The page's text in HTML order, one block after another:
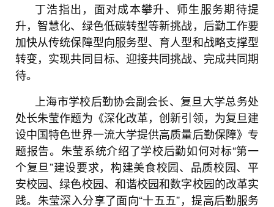
丁浩指出，面对成本攀升、师生服务期待提
升，智慧化、绿色低碳转型等新挑战，后勤工作要
加快从传统保障型向服务型、育人型和战略支撑型
转变，实现共同目标、迎接共同挑战、完成共同期
待。
上海市学校后勤协会副会长、复旦大学总务处
处长朱莹作题为《深化改革，创新引领，为复旦建
设中国特色世界一流大学提供高质量后勤保障》专
题报告。朱莹系统介绍了学校后勤如何对标“第一
个复旦”建设要求，构建美食校园、品质校园、平
安校园、绿色校园、和谐校园和数字校园的改革实
践。朱莹深入分享了面向“十五五”，提高后勤服务